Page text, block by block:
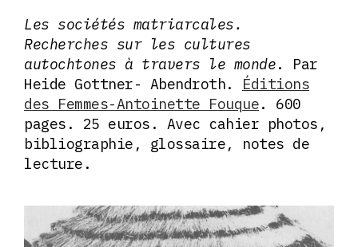
Les sociétés matriarcales.
Recherches sur les cultures
autochtones à travers le monde. Par
Heide Gottner- Abendroth. Éditions
des Femmes-Antoinette Fouque. 600
pages. 25 euros. Avec cahier photos,
bibliographie, glossaire, notes de
lecture.